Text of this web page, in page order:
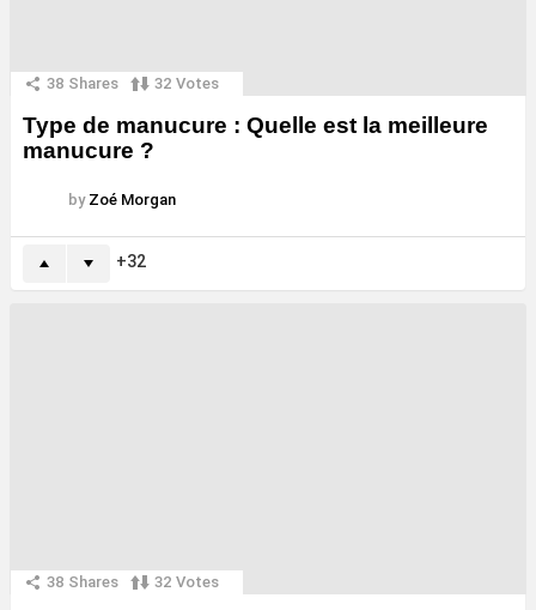
38 Shares 32 Votes
Type de manucure : Quelle est la meilleure
manucure ?
by Zoé Morgan
32
38 Shares 32 Votes